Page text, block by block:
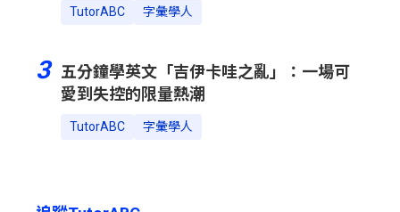
TutorABC 字彙學人
3
五分鐘學英文「吉伊卡哇之亂」：一場可
愛到失控的限量熱潮
TutorABC 字彙學人